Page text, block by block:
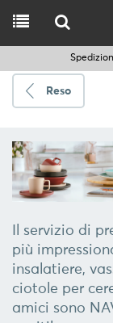
Spedire
Scegli
lingua
UTENSILI
Reso
Il servizio di
più
insalatiere,
ciotole per
amici sono